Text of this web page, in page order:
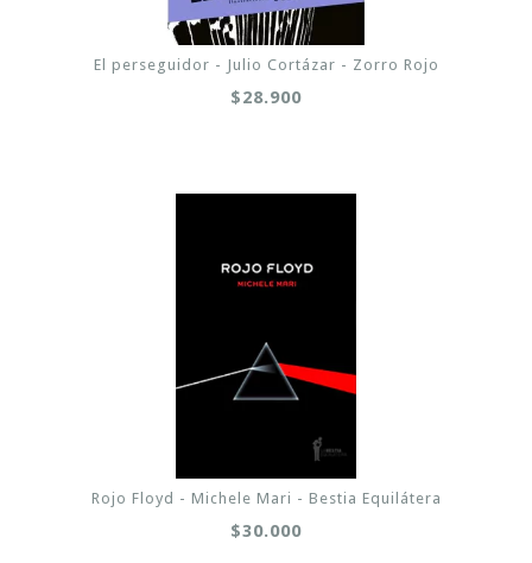
El perseguidor - Julio Cortázar - Zorro Rojo
$28.900
Rojo Floyd - Michele Mari - Bestia Equilátera
$30.000